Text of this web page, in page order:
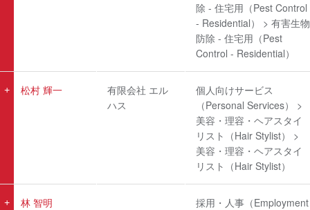
除 - 住宅用（Pest Control
- Residential） > 有害生物
防除 - 住宅用（Pest
Control - Residential）
松村 輝一
有限会社 エル
ハス
個人向けサービス
（Personal Services） >
美容・理容・ヘアスタイ
リスト（Hair Stylist） >
美容・理容・ヘアスタイ
リスト（Hair Stylist）
林 智明
採用・人事（Employment